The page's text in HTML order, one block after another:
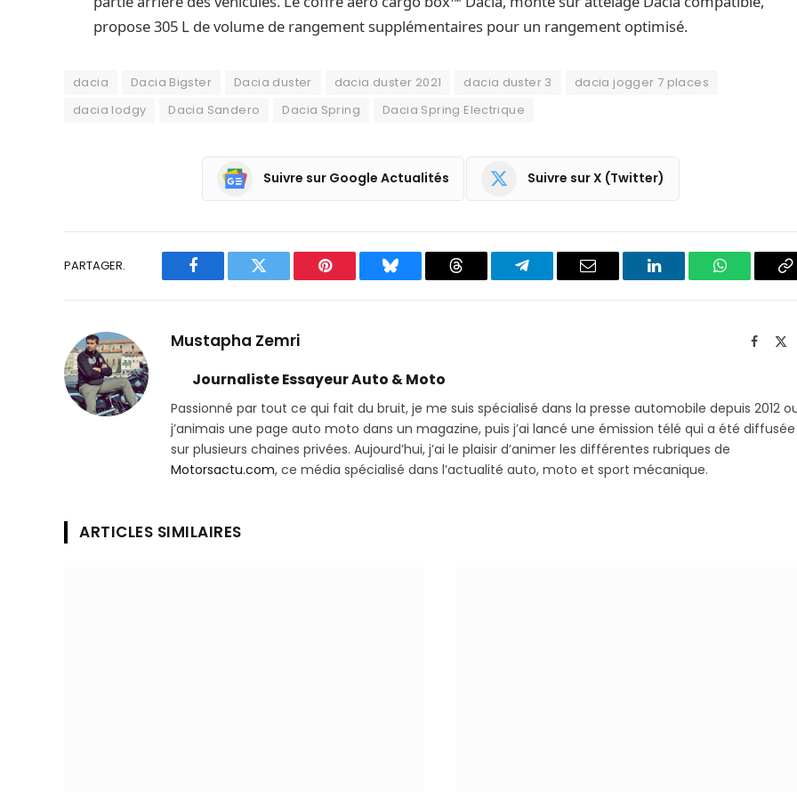
propose 305 L de volume de rangement supplémentaires pour un rangement optimisé.
dacia Dacia Bigster Dacia duster dacia duster 2021 dacia duster 3
dacia jogger 7 places
dacia lodgy
Dacia Sandero Dacia Spring Dacia Spring Electrique
Suivre sur Google Actualités Suivre sur X (Twitter)
PARTAGER.
Facebook Twitter Pinterest Bluesky Threads
Partager
Email LinkedIn WhatsApp
Mustapha Zemri
Journaliste Essayeur Auto & Moto
Passionné par tout ce qui fait du bruit, je me suis spécialisé dans la presse automobile depuis 2012
j’animais une page auto moto dans un magazine, puis j’ai lancé une émission télé qui a été diffusée
sur plusieurs chaines privées. Aujourd’hui, j’ai le plaisir d’animer les différentes rubriques de
Motorsactu.com, ce média spécialisé dans l’actualité auto, moto et sport mécanique.
ARTICLES SIMILAIRES